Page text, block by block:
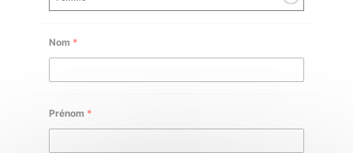
Nom *
Prénom *